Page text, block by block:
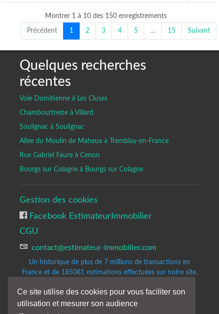
Ce site utilise des cookies pour vous faciliter son
utilisation et mesurer son audience
Montrer 1 à 10 des 150 enregistrements
Précédent 1 2 3 4 5 … 15 Suivant
Quelques recherches
récentes
Voie Domitienne à Les Cluses
Chambourtrette à Villard
Soulignac à Soulignac
Allee du Moulin de Maheux à Tremblay-en-France
Rue Gabriel Faure à Cenon
Bourgs sur Colagne à Bourgs sur Colagne
Gestion des cookies
Facebook EstimateurImmobilier
CGU
Un historique de plus de 7 millions de transactions en
France et de 185081 estimations effectuées sur notre site.
Copyrights © 2020-2023 All Rights Reserved by Estimateur-Immobilier.